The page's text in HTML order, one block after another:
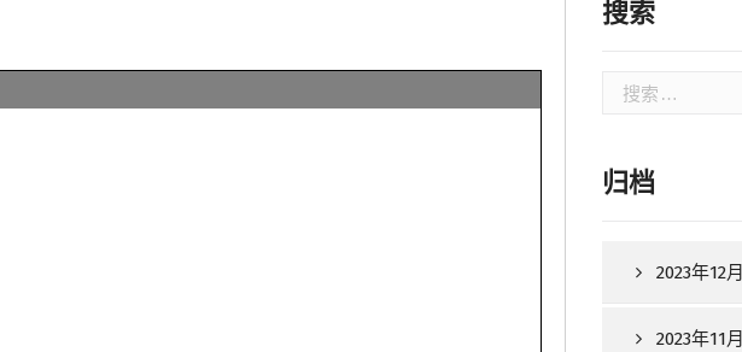
搜索
索：
归档
2023年12月
2023年11月